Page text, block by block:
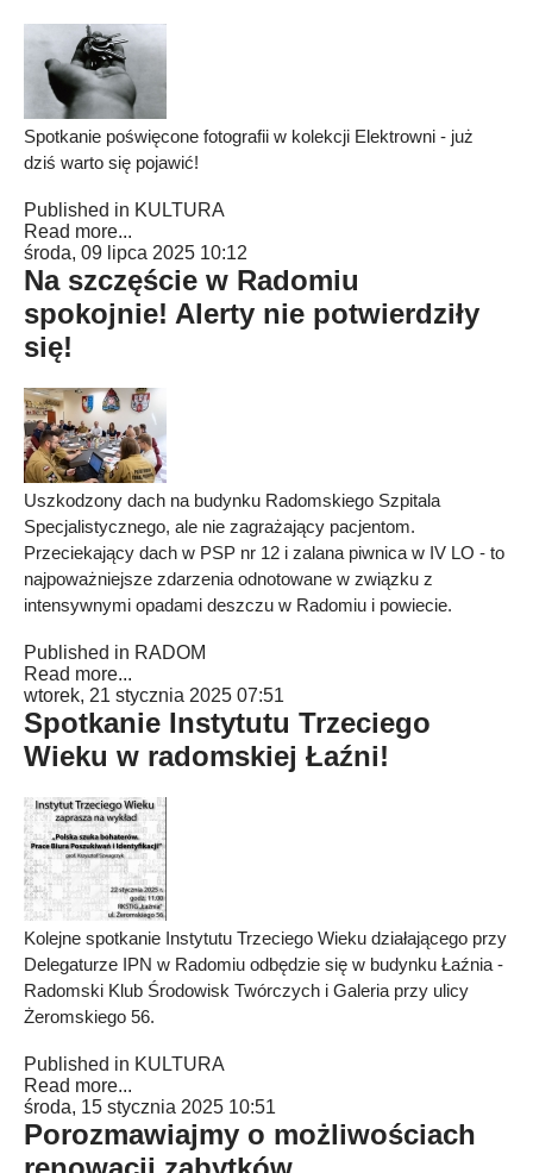
Spotkanie poświęcone fotografii w kolekcji Elektrowni - już
dziś warto się pojawić!
Published in KULTURA
Read more...
środa, 09 lipca 2025 10:12
Na szczęście w Radomiu
spokojnie! Alerty nie potwierdziły
się!
Uszkodzony dach na budynku Radomskiego Szpitala
Specjalistycznego, ale nie zagrażający pacjentom.
Przeciekający dach w PSP nr 12 i zalana piwnica w IV LO - to
najpoważniejsze zdarzenia odnotowane w związku z
intensywnymi opadami deszczu w Radomiu i powiecie.
Published in RADOM
Read more...
wtorek, 21 stycznia 2025 07:51
Spotkanie Instytutu Trzeciego
Wieku w radomskiej Łaźni!
Kolejne spotkanie Instytutu Trzeciego Wieku działającego przy
Delegaturze IPN w Radomiu odbędzie się w budynku Łaźnia -
Radomski Klub Środowisk Twórczych i Galeria przy ulicy
Żeromskiego 56.
Published in KULTURA
Read more...
środa, 15 stycznia 2025 10:51
Porozmawiajmy o możliwościach